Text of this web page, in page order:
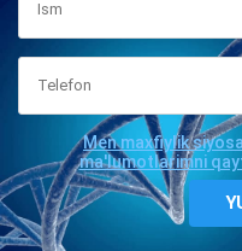
Men maxfiylik
ma'lumotlarimni